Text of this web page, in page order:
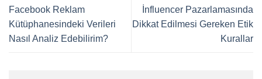
Facebook Reklam
Kütüphanesindeki Verileri
Nasıl Analiz Edebilirim?
İnfluencer Pazarlamasında
Dikkat Edilmesi Gereken Etik
Kurallar